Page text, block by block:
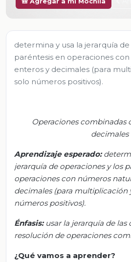
determina y usa la jerarquía
paréntesis en operaciones
enteros y decimales (para
solo números positivos).
Operaciones combinadas
decimales
Aprendizaje esperado: d
jerarquía de operaciones y los
operaciones con números
decimales (para multiplicación
números positivos).
Énfasis: usar la jerarquía de las
resolución de operaciones
¿Qué vamos a aprender?